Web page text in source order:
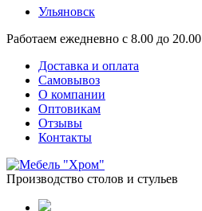
Ульяновск
Работаем ежедневно с 8.00 до 20.00
Доставка и оплата
Самовывоз
О компании
Оптовикам
Отзывы
Контакты
Производство столов и стульев